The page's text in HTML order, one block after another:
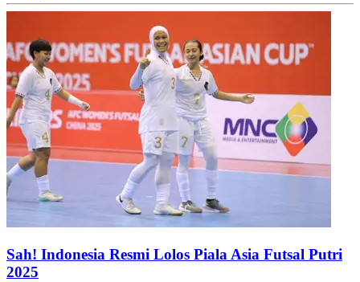
Sah! Indonesia Resmi Lolos Piala Asia Futsal Putri
2025